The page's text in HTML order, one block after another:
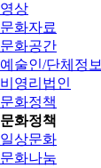
영상
문화자료
문화공간
예술인/단체정보
비영리법인
문화정책
문화정책
일상문화
문화나눔